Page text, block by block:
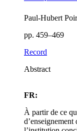
Paul-Hubert
pp. 459–469
Record
Abstract
FR:
À partir de ce
d’enseignement